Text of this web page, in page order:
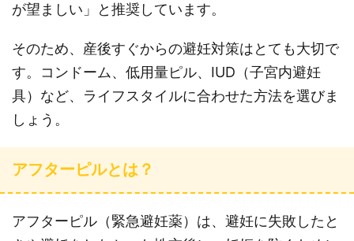
が望ましい」と推奨しています。
そのため、産後すぐからの避妊対策はとても大切で
す。コンドーム、低用量ピル、IUD（子宮内避妊
具）など、ライフスタイルに合わせた方法を選びま
しょう。
アフターピルとは？
アフターピル（緊急避妊薬）は、避妊に失敗したと